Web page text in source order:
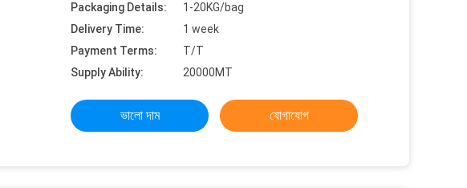
Packaging Details:
1-20KG/bag
Delivery Time:
1 week
Payment Terms:
T/T
Supply Ability:
20000MT
ভালো দাম যোগাযোগ